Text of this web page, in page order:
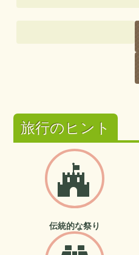
旅行のヒント
伝統的な祭り